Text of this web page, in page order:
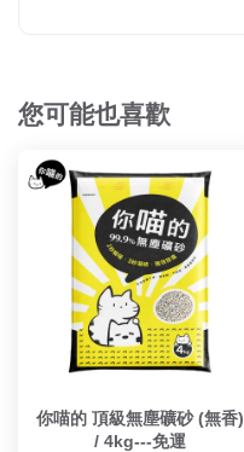
您可能也喜歡
你喵的 頂級無塵礦砂 (無香)
/ 4kg---免運